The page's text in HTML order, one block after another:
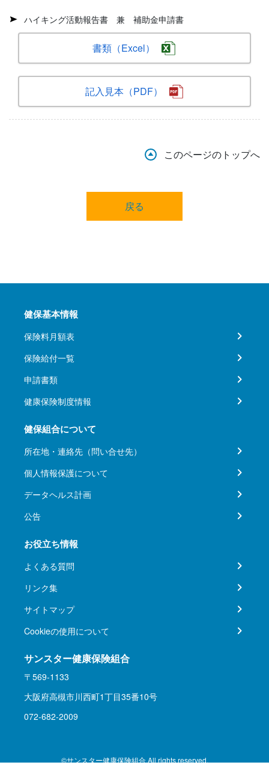
ハイキング活動報告書 兼 補助金申請書
書類（Excel）
記入見本（PDF）
このページのトップへ
戻る
健保基本情報
保険料月額表
保険給付一覧
申請書類
健康保険制度情報
健保組合について
所在地・連絡先（問い合せ先）
個人情報保護について
データヘルス計画
公告
お役立ち情報
よくある質問
リンク集
サイトマップ
Cookieの使用について
サンスター健康保険組合
〒569-1133
大阪府高槻市川西町1丁目35番10号
072-682-2009
©サンスター健康保険組合 All rights reserved.